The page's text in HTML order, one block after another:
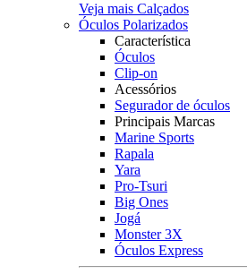
Veja mais Calçados
Óculos Polarizados
Característica
Óculos
Clip-on
Acessórios
Segurador de óculos
Principais Marcas
Marine Sports
Rapala
Yara
Pro-Tsuri
Big Ones
Jogá
Monster 3X
Óculos Express